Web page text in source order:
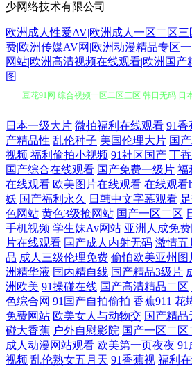
少网络技术有限公司
欧洲成人性爱AV|欧洲成人一区二区
费|欧洲传媒AV网|欧洲动漫精品专区
网站|欧洲高清视频在线观看|欧洲国产
图
艹人人艹 韩国精品一区二区 日本人妖中文字
啪 国产91精品 桃花视频 成全电影免费看 美
频 91深夜影院 国产熟睡乱子伦视频频 青草精
区二区在线观看 欧美国产日韩一级在线 午夜
产在线观看高清精品 日本二区三区欧美亚洲
国产免费观看高清电视剧搜索网站 日韩在线
精品色片免费 欧美日韩aa在一二区 亚洲第一
日本一级大片 微拍福利在线观看 91香
产精品性 乱伦种子 美国伦理大片 国
视频 福利偷拍小视频 91社区国产 丁
国产综合在线观看 国产免费一级片 福
在线观看 欧美图片在线观看 在线观看
妖 国产福利永久 日韩中文字幕观看
色网站 黄色3级抢网站 国产一区二区
手机视频 学生妹Av网站 亚洲人成免
片在线观看 国产成人内射无码 激情五
品 成人三级伦理免费 偷怕欧美亚州图
洲精华液 国内精自线 国产精品3级片
洲欧美 91操碰在线 国产高清精品二区
色综合网 91国产自拍偷拍 香蕉911 花
免费网站 欧美女人与动物交 国产精品
碰大香蕉 户外自慰影院 国产一区二区
成人动漫网站观看 欧美第一页夜夜 91
视频 乱伦熟女五月天 91香蕉视 福利